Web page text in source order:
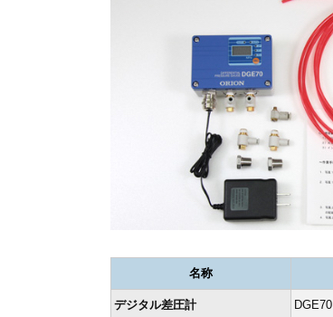
名称
デジタル差圧計 DGE70